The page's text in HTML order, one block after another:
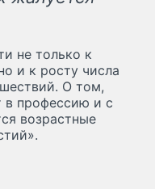
не только к
и к росту числа
О том,
профессию и с
возрастные